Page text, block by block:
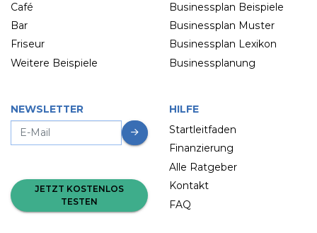
Café
Bar
Friseur
Weitere Beispiele
Businessplan Beispiele
Businessplan Muster
Businessplan Lexikon
Businessplanung
NEWSLETTER
JETZT KOSTENLOS
TESTEN
HILFE
Startleitfaden
Finanzierung
Alle Ratgeber
Kontakt
FAQ